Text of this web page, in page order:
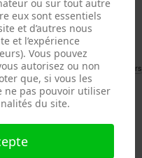
Leaflet| ©OpenStreetMapcontributors
ou sur tout autre
eux sont essentiels
et d’autres nous
et l’expérience
Vous pouvez
autorisez ou non
que, si vous les
ne pas pouvoir utiliser
du site.